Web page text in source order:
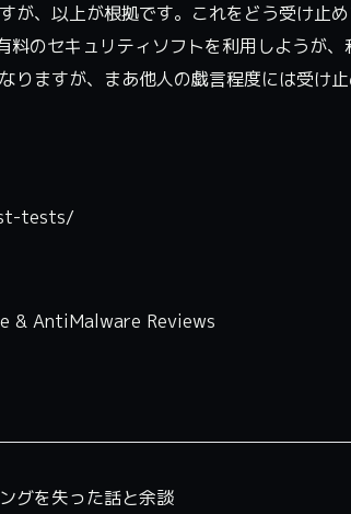
が、以上が根拠です。これをどう受け止
のセキュリティソフトを利用しようが
りますが、まあ他人の戯言程度には受け
tests/
& AntiMalware Reviews
グを失った話と余談